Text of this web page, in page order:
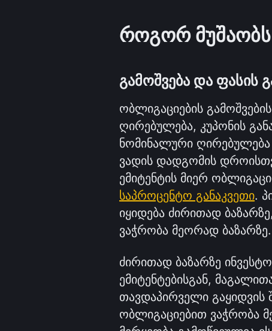
როგორ
გამოშვება და ფასის
ობლიგაციების
ღირებულება, კუპონის
ნომინალური ღირებულება
ვადის დადგომის
საპროცენტო განაკვეთი.
იყიდება ძირითად
ვაჭრობა მეორად ბაზარზე.
ძირითად ბაზარზე
ემიტენტებისგან,
თავდაპირველი გაყიდვის
ობლიგაციებით ვაჭრობა